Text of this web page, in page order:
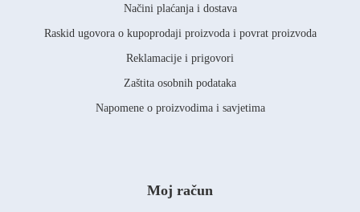
Načini plaćanja i dostava
Raskid ugovora o kupoprodaji proizvoda i povrat proizvoda
Reklamacije i prigovori
Zaštita osobnih podataka
Napomene o proizvodima i savjetima
Moj račun